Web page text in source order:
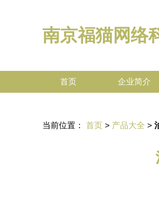
南京福猫网络
首页 企业简介
当前位置： 首页 > 产品大全 >